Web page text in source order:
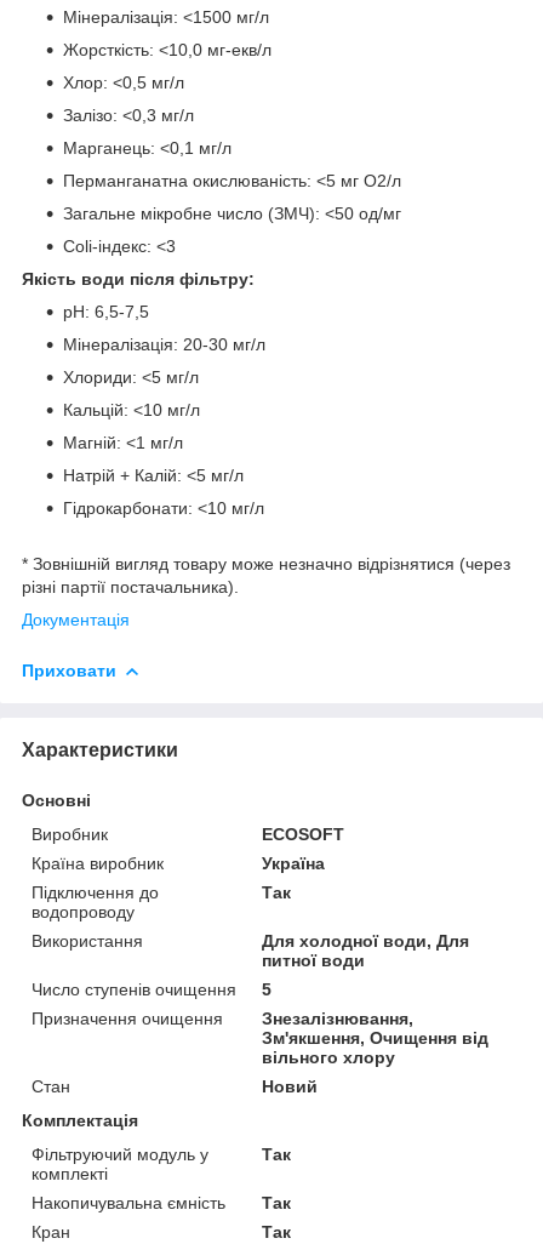
Мінералізація: <1500 мг/л
Жорсткість: <10,0 мг-екв/л
Хлор: <0,5 мг/л
Залізо: <0,3 мг/л
Марганець: <0,1 мг/л
Перманганатна окислюваність: <5 мг О2/л
Загальне мікробне число (ЗМЧ): <50 од/мг
Coli-індекс: <3
Якість води після фільтру:
pH: 6,5-7,5
Мінералізація: 20-30 мг/л
Хлориди: <5 мг/л
Кальцій: <10 мг/л
Магній: <1 мг/л
Натрій + Калій: <5 мг/л
Гідрокарбонати: <10 мг/л
* Зовнішній вигляд товару може незначно відрізнятися (через
різні партії постачальника).
Документація
Приховати
Характеристики
Основні
Виробник
ECOSOFT
Країна виробник
Україна
Підключення до
водопроводу
Так
Використання
Для холодної води, Для
питної води
Число ступенів очищення
5
Призначення очищення
Знезалізнювання,
Зм'якшення, Очищення від
вільного хлору
Стан
Новий
Комплектація
Фільтруючий модуль у
комплекті
Так
Накопичувальна ємність
Так
Кран
Так